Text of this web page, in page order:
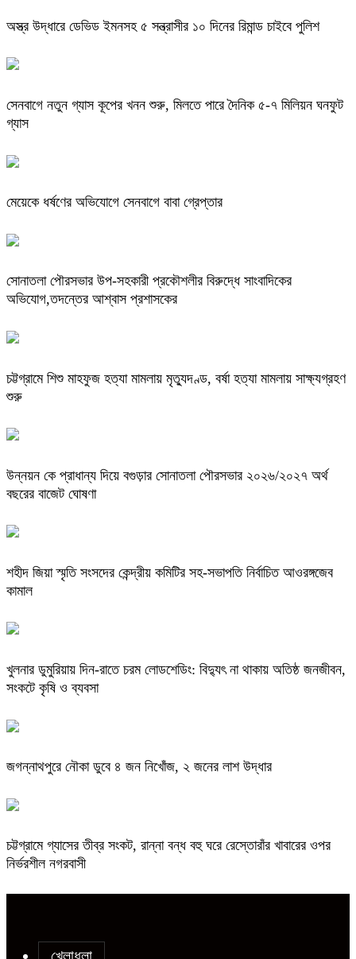
অস্ত্র উদ্ধারে ডেভিড ইমনসহ ৫ সন্ত্রাসীর ১০ দিনের রিমান্ড চাইবে পুলিশ
সেনবাগে নতুন গ্যাস কূপের খনন শুরু, মিলতে পারে দৈনিক ৫-৭ মিলিয়ন ঘনফুট
গ্যাস
মেয়েকে ধর্ষণের অভিযোগে সেনবাগে বাবা গ্রেপ্তার
সোনাতলা পৌরসভার উপ-সহকারী প্রকৌশলীর বিরুদ্ধে সাংবাদিকের
অভিযোগ,তদন্তের আশ্বাস প্রশাসকের
চট্টগ্রামে শিশু মাহফুজ হত্যা মামলায় মৃত্যুদণ্ড, বর্ষা হত্যা মামলায় সাক্ষ্যগ্রহণ
শুরু
উন্নয়ন কে প্রাধান্য দিয়ে বগুড়ার সোনাতলা পৌরসভার ২০২৬/২০২৭ অর্থ
বছরের বাজেট ঘোষণা
শহীদ জিয়া স্মৃতি সংসদের কেন্দ্রীয় কমিটির সহ-সভাপতি নির্বাচিত আওরঙ্গজেব
কামাল
খুলনার ডুমুরিয়ায় দিন-রাতে চরম লোডশেডিং: বিদ্যুৎ না থাকায় অতিষ্ঠ জনজীবন,
সংকটে কৃষি ও ব্যবসা
জগন্নাথপুরে নৌকা ডুবে ৪ জন নিখোঁজ, ২ জনের লাশ উদ্ধার
চট্টগ্রামে গ্যাসের তীব্র সংকট, রান্না বন্ধ বহু ঘরে রেস্তোরাঁর খাবারের ওপর
নির্ভরশীল নগরবাসী